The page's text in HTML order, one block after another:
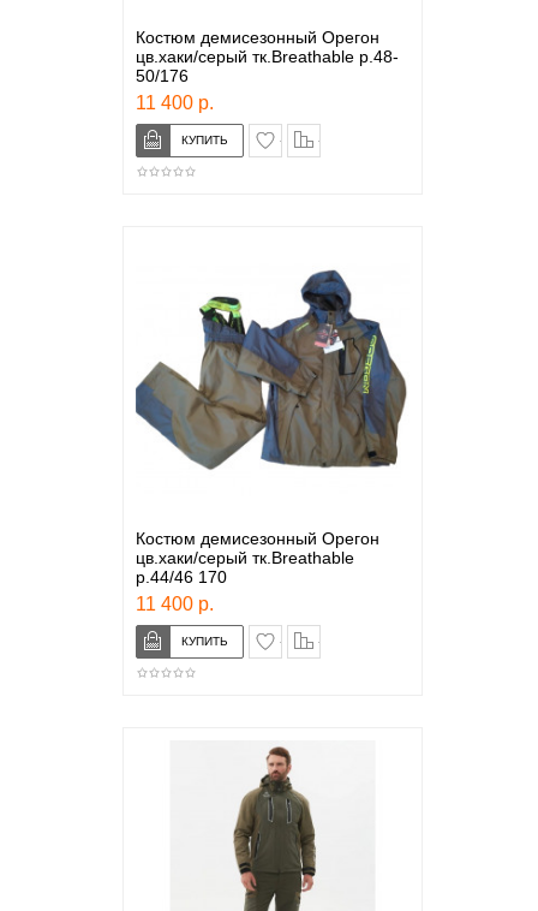
Костюм демисезонный Орегон
цв.хаки/серый тк.Breathable р.48-
50/176
11 400 р.
в закладки
Костюм демисезонный Орегон
цв.хаки/серый тк.Breathable
р.44/46 170
11 400 р.
в закладки